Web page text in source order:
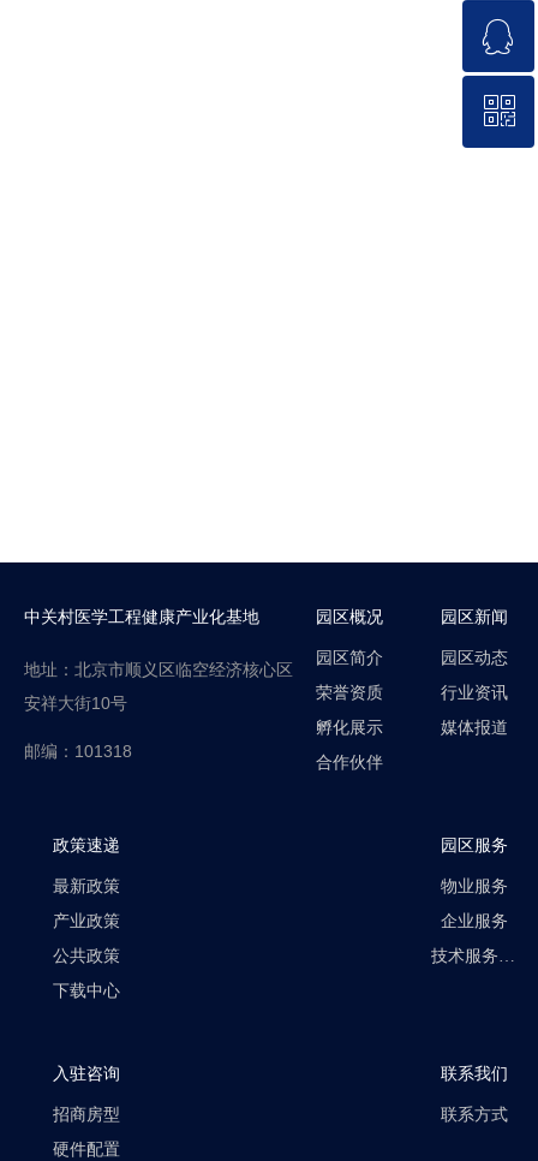
中关村医学工程健康产业化基地
地址：北京市顺义区临空经济核心区
安祥大街10号
邮编：101318
园区概况
园区简介
荣誉资质
孵化展示
合作伙伴
园区新闻
园区动态
行业资讯
媒体报道
政策速递
最新政策
产业政策
公共政策
下载中心
园区服务
物业服务
企业服务
技术服务平台
入驻咨询
招商房型
硬件配置
联系我们
联系方式
010-60401288
ꁗ
QQ客服
ꀥ